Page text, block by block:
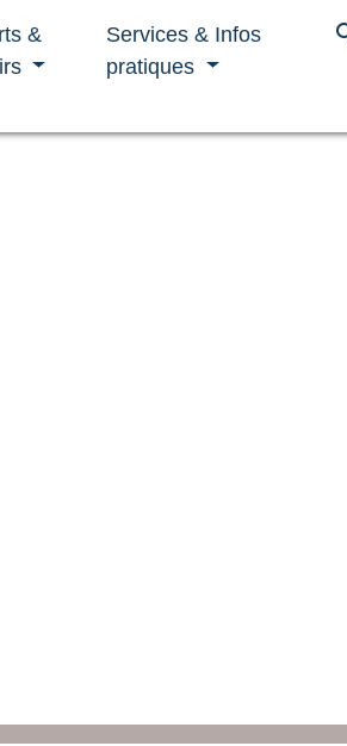
&
Services & Infos
pratiques